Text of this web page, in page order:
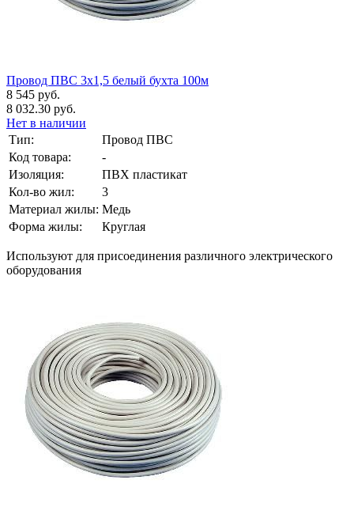
Провод ПВС 3х1,5 белый бухта 100м
8 545 руб.
8 032.30 руб.
Нет в наличии
Тип:
Провод ПВС
Код товара:
-
Изоляция:
ПВХ пластикат
Кол-во жил:
3
Материал жилы: Медь
Форма жилы:
Круглая
Используют для присоединения различного электрического
оборудования